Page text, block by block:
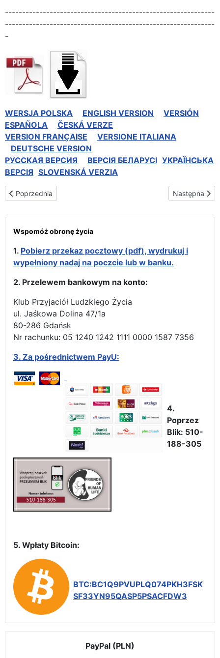
-------------------------------------------------------------
-------------------------------------------------------------
-
WERSJA POLSKA ENGLISH VERSION
VERSIÓN
ESPAÑOLA
ČESKÁ VERZE
VERSION FRANÇAISE
VERSIONE ITALIANA
DEUTSCHE VERSION
РУССКАЯ BЕРСИЯ
BEPCIЯ БЕЛАРУСІ УКРАЇНСЬКА
ВЕРСІЯ SLOVENSKÁ VERZIA
Poprzednia strona: Uroczystości w Sanktuarium Miłosierdzia
Poprzednia Następna
Następna
Wspomóż obronę życia
1. Pobierz przekaz pocztowy (pdf), wydrukuj i
wypełniony nadaj na poczcie lub w banku.
2. Przelewem bankowym na konto:
Klub Przyjaciół Ludzkiego Życia
ul. Jaśkowa Dolina 47/1a
80-286 Gdańsk
Nr rachunku: 05 1240 1242 1111 0000 1587 7356
3. Za pośrednictwem PayU:
4.
Poprzez
Blik: 510-
188-305
5. Wpłaty Bitcoin:
BTC:BC1Q9PVUPLQ074PKH3FSK
SF33YN95QASP5PSACFDW3
PayPal (PLN)